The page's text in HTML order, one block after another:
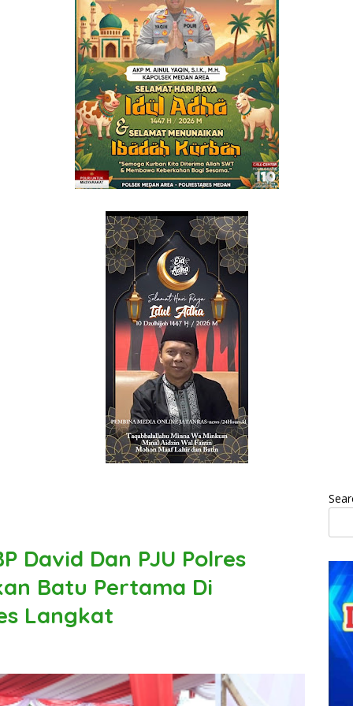
David Dan PJU Polres
Batu Pertama Di
Langkat